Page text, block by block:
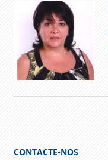
CONTACTE-NOS